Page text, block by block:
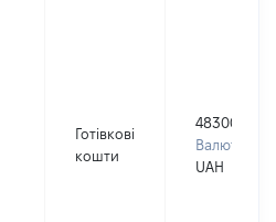
Готівкові
кошти
483000
Валюта:
UAH